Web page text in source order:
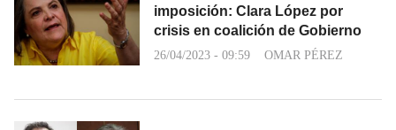
imposición: Clara López por
crisis en coalición de Gobierno
26/04/2023 - 09:59 OMAR PÉREZ